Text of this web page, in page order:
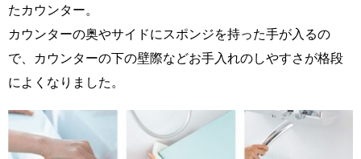
たカウンター。
カウンターの奥やサイドにスポンジを持った手が入るの
で、カウンターの下の壁際などお手入れのしやすさが格段
によくなりました。